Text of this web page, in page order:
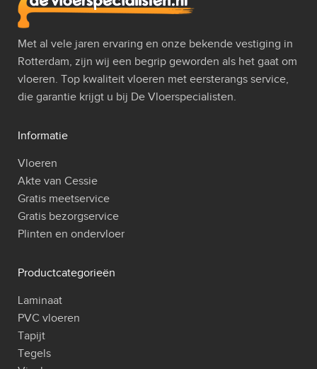
Met al vele jaren ervaring en onze bekende vestiging in
Rotterdam, zijn wij een begrip geworden als het gaat om
vloeren. Top kwaliteit vloeren met eersterangs service,
die garantie krijgt u bij De Vloerspecialisten.
Informatie
Vloeren
Akte van Cessie
Gratis meetservice
Gratis bezorgservice
Plinten en ondervloer
Productcategorieën
Laminaat
PVC vloeren
Tapijt
Tegels